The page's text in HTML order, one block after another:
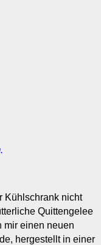
Kühlschrank nicht
Quittengelee
mir einen neuen
hergestellt in einer